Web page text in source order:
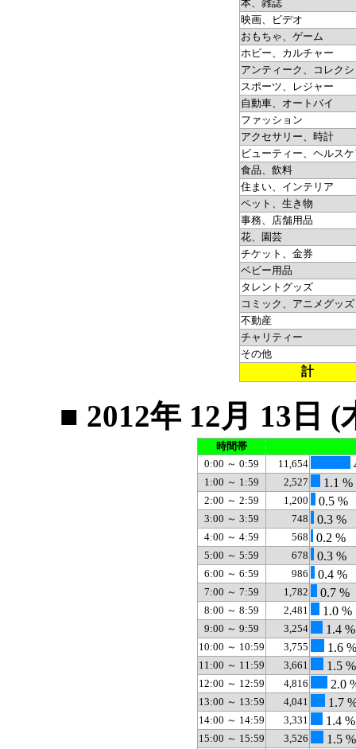
本、雑誌
映画、ビデオ
おもちゃ、ゲーム
ホビー、カルチャー
アンティーク、コレク
スポーツ、レジャー
自動車、オートバイ
ファッション
アクセサリー、時計
ビューティー、ヘルス
食品、飲料
住まい、インテリア
ペット、生き物
事務、店舗用品
花、園芸
チケット、金券
ベビー用品
タレントグッズ
コミック、アニメグッズ
不動産
チャリティー
その他
計
■ 2012年 12月 13日
時間帯
0:00 ～ 0:59
11,654
1:00 ～ 1:59 2,527 1.1 %
2:00 ～ 2:59 1,200 0.5 %
3:00 ～ 3:59 748 0.3 %
4:00 ～ 4:59 568 0.2 %
5:00 ～ 5:59 678 0.3 %
6:00 ～ 6:59 986 0.4 %
7:00 ～ 7:59 1,782 0.7 %
8:00 ～ 8:59 2,481 1.0 %
9:00 ～ 9:59 3,254 1.4 %
10:00 ～ 10:59 3,755 1.6 %
11:00 ～ 11:59 3,661 1.5 %
12:00 ～ 12:59 4,816 2.0
13:00 ～ 13:59 4,041 1.7
14:00 ～ 14:59 3,331 1.4 %
15:00 ～ 15:59 3,526 1.5 %